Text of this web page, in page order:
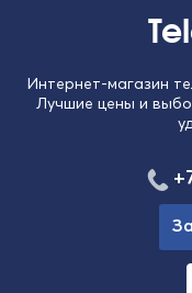
Интернет-магазин
Лучшие цены и